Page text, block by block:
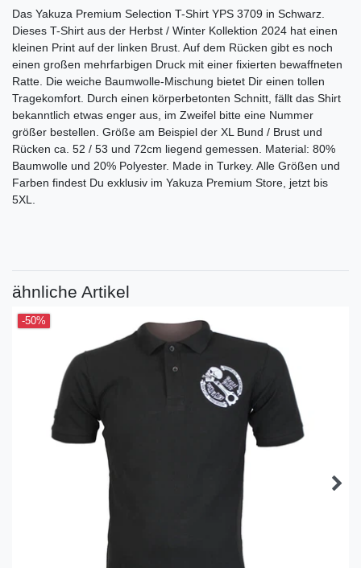
Das Yakuza Premium Selection T-Shirt YPS 3709 in Schwarz.
Dieses T-Shirt aus der Herbst / Winter Kollektion 2024 hat einen
kleinen Print auf der linken Brust. Auf dem Rücken gibt es noch
einen großen mehrfarbigen Druck mit einer fixierten bewaffneten
Ratte. Die weiche Baumwolle-Mischung bietet Dir einen tollen
Tragekomfort. Durch einen körperbetonten Schnitt, fällt das Shirt
bekanntlich etwas enger aus, im Zweifel bitte eine Nummer
größer bestellen. Größe am Beispiel der XL Bund / Brust und
Rücken ca. 52 / 53 und 72cm liegend gemessen. Material: 80%
Baumwolle und 20% Polyester. Made in Turkey. Alle Größen und
Farben findest Du exklusiv im Yakuza Premium Store, jetzt bis
5XL.
ähnliche Artikel
-50%